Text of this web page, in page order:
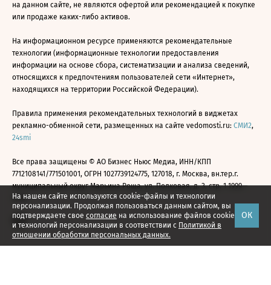
На нашем сайте используются cookie-файлы и технологии
персонализации. Продолжая пользоваться данным сайтом, вы
подтверждаете свое согласие на использование файлов cookie
и технологий персонализации в соответствии с Политикой в
отношении обработки персональных данных.
ОК
на данном сайте, не являются офертой или рекомендацией к покупке
или продаже каких-либо активов.
На информационном ресурсе применяются рекомендательные
технологии (информационные технологии предоставления
информации на основе сбора, систематизации и анализа сведений,
относящихся к предпочтениям пользователей сети «Интернет»,
находящихся на территории Российской Федерации).
Правила применения рекомендательных технологий в виджетах
рекламно-обменной сети, размещенных на сайте vedomosti.ru: СМИ2,
24smi
Все права защищены © АО Бизнес Ньюс Медиа, ИНН/КПП
7712108141/771501001, ОГРН 1027739124775, 127018, г. Москва, вн.тер.г.
муниципальный округ Марьина Роща, ул. Полковая, д. 3, стр. 1 1999—
2026